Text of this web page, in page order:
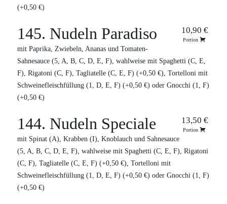
(+0,50 €)
145. Nudeln Paradiso 10,90 €
Portion
mit Paprika, Zwiebeln, Ananas und Tomaten-
Sahnesauce (5, A, B, C, D, E, F), wahlweise mit Spaghetti (C, E,
F), Rigatoni (C, F), Tagliatelle (C, E, F) (+0,50 €), Tortelloni mit
Schweinefleischfüllung (1, D, E, F) (+0,50 €) oder Gnocchi (1, F)
(+0,50 €)
144. Nudeln Speciale 13,50 €
Portion
mit Spinat (A), Krabben (I), Knoblauch und Sahnesauce
(5, A, B, C, D, E, F), wahlweise mit Spaghetti (C, E, F), Rigatoni
(C, F), Tagliatelle (C, E, F) (+0,50 €), Tortelloni mit
Schweinefleischfüllung (1, D, E, F) (+0,50 €) oder Gnocchi (1, F)
(+0,50 €)